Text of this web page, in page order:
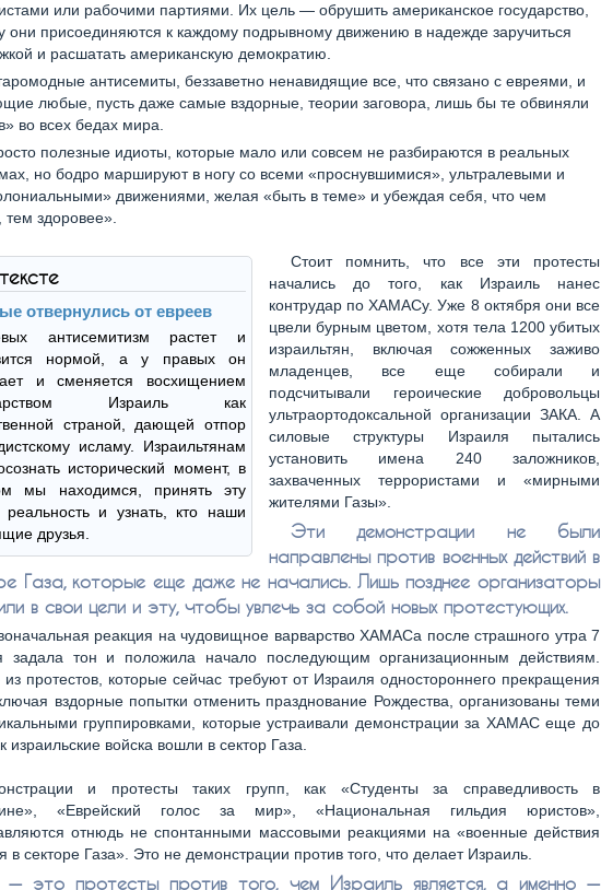
или рабочими партиями. Их цель — обрушить американское государство,
они присоединяются к каждому подрывному движению в надежде заручиться
и расшатать американскую демократию.
антисемиты, беззаветно ненавидящие все, что связано с евреями, и
любые, пусть даже самые вздорные, теории заговора, лишь бы те обвиняли
во всех бедах мира.
полезные идиоты, которые мало или совсем не разбираются в реальных
но бодро маршируют в ногу со всеми «проснувшимися», ультралевыми и
движениями, желая «быть в теме» и убеждая себя, что чем
тем здоровее».
отвернулись от евреев
антисемитизм растет и
нормой, а у правых он
и сменяется восхищением
Израиль как
страной, дающей отпор
исламу. Израильтянам
исторический момент, в
мы находимся, принять эту
реальность и узнать, кто наши
друзья.
Стоит помнить, что все эти протесты
начались до того, как Израиль нанес
контрудар по ХАМАСу. Уже 8 октября они все
цвели бурным цветом, хотя тела 1200 убитых
израильтян, включая сожженных заживо
младенцев, все еще собирали и
подсчитывали героические добровольцы
ультраортодоксальной организации ЗАКА. А
силовые структуры Израиля пытались
установить имена 240 заложников,
захваченных террористами и «мирными
жителями Газы».
Эти демонстрации не были
направлены против военных действий в
Газа, которые еще даже не начались. Лишь позднее организаторы
в свои цели и эту, чтобы увлечь за собой новых протестующих.
реакция на чудовищное варварство ХАМАСа после страшного утра 7
задала тон и положила начало последующим организационным действиям.
протестов, которые сейчас требуют от Израиля одностороннего прекращения
вздорные попытки отменить празднование Рождества, организованы теми
группировками, которые устраивали демонстрации за ХАМАС еще до
израильские войска вошли в сектор Газа.
и протесты таких групп, как «Студенты за справедливость в
«Еврейский голос за мир», «Национальная гильдия юристов»,
отнюдь не спонтанными массовыми реакциями на «военные действия
в секторе Газа». Это не демонстрации против того, что делает Израиль.
— это протесты против того, чем Израиль является, а именно —